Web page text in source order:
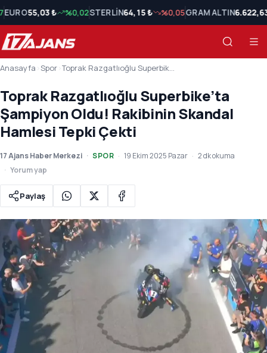
EURO55,03 ₺ %0,02STERLİN64,15 ₺ %0,05GRAM ALTIN
Anasayfa Spor Toprak Razgatlıoğlu Superbike’ta Şampiyon Oldu! Rakibinin Skandal Hamlesi Tepki Çekti
Toprak Razgatlıoğlu Superbike’ta
Şampiyon Oldu! Rakibinin Skandal
Hamlesi Tepki Çekti
17 Ajans Haber Merkezi SPOR 19 Ekim 2025 Pazar
2 dk okuma
Yorum yap
Paylaş